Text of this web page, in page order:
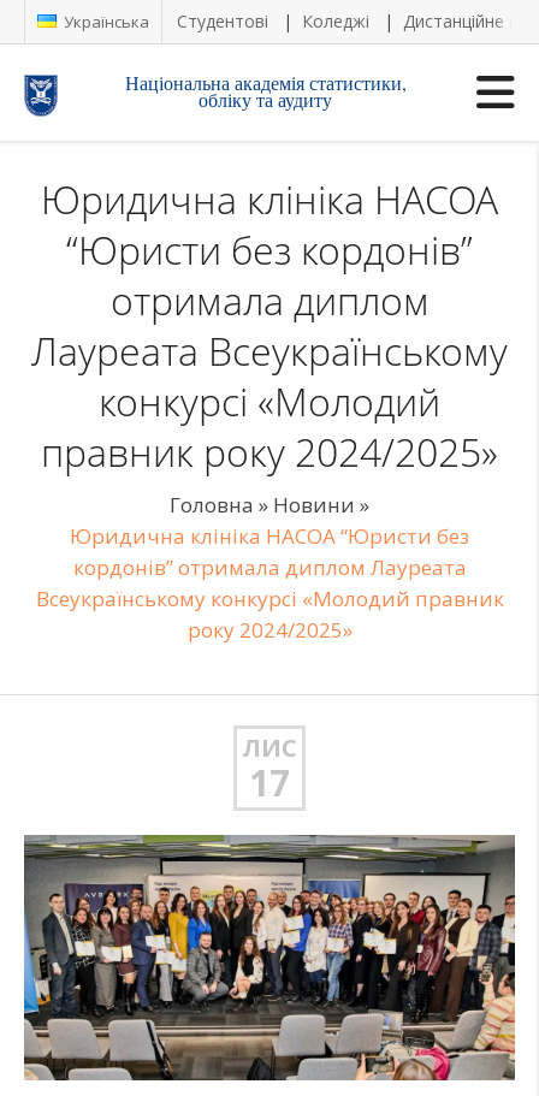
Українська Студентові Коледжі Дистанційне
Національна академія статистики,
обліку та аудиту
Юридична клініка НАСОА
“Юристи без кордонів”
отримала диплом
Лауреата Всеукраїнському
конкурсі «Молодий
правник року 2024/2025»
Головна » Новини »
Юридична клініка НАСОА “Юристи без
кордонів” отримала диплом Лауреата
Всеукраїнському конкурсі «Молодий правник
року 2024/2025»
ЛИС
17